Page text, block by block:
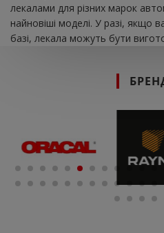
лекалами для різних марок
найновіші моделі. У разі, якщо
базі, лекала можуть бути